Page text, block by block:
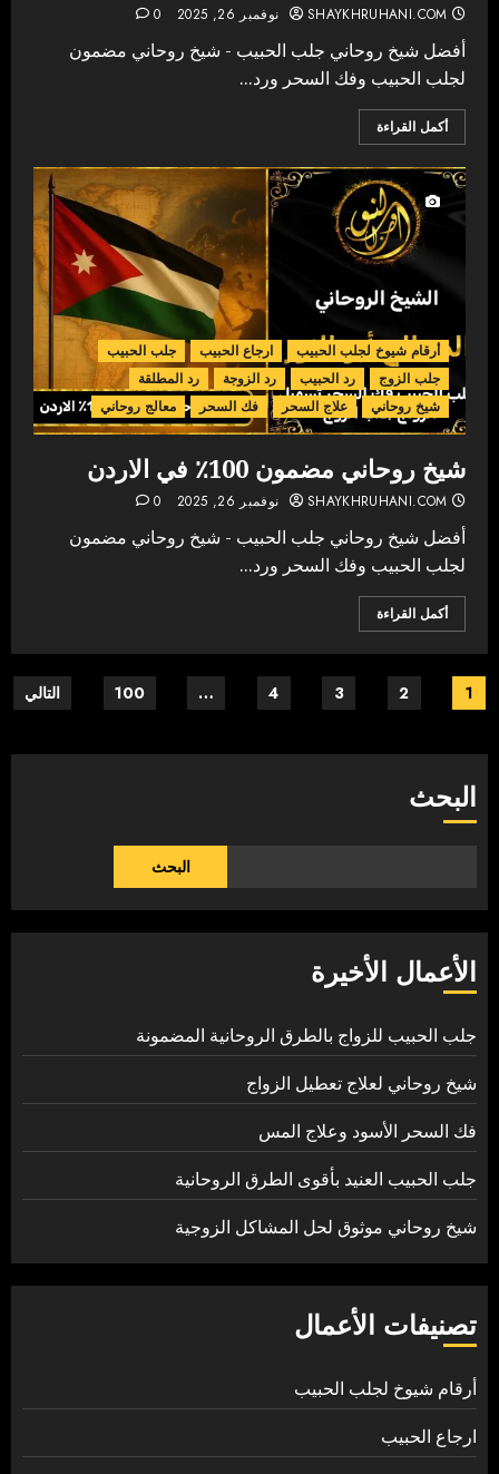
SHAYKHRUHANI.COM نوفمبر 26, 2025 0
أفضل شيخ روحاني جلب الحبيب - شيخ روحاني مضمون
لجلب الحبيب وفك السحر ورد...
أكمل القراءة
أرقام شيوخ لجلب الحبيب ارجاع الحبيب
جلب الحبيب
جلب الزوج
رد الحبيب رد الزوجة
رد المطلقة
شيخ روحاني
علاج السحر فك السحر معالج روحاني
شيخ روحاني مضمون 100٪ في الاردن
SHAYKHRUHANI.COM نوفمبر 26, 2025 0
أفضل شيخ روحاني جلب الحبيب - شيخ روحاني مضمون
لجلب الحبيب وفك السحر ورد...
أكمل القراءة
Posts
1
2
3
4
…
100 التالي
البحث
البحث
الأعمال الأخيرة
جلب الحبيب للزواج بالطرق الروحانية المضمونة
شيخ روحاني لعلاج تعطيل الزواج
فك السحر الأسود وعلاج المس
جلب الحبيب العنيد بأقوى الطرق الروحانية
شيخ روحاني موثوق لحل المشاكل الزوجية
تصنيفات الأعمال
أرقام شيوخ لجلب الحبيب
ارجاع الحبيب